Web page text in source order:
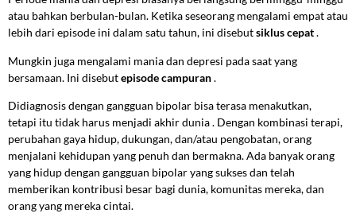
atau bahkan berbulan-bulan. Ketika seseorang mengalami empat atau
lebih dari episode ini dalam satu tahun, ini disebutsiklus cepat.
Mungkin juga mengalami mania dan depresi pada saat yang
bersamaan. Ini disebutepisode campuran.
Didiagnosis dengan gangguan bipolar bisa terasa menakutkan,
tetapi itu tidak harus menjadi akhir dunia . Dengan kombinasi terapi,
perubahan gaya hidup, dukungan, dan/atau pengobatan, orang
menjalani kehidupan yang penuh dan bermakna. Ada banyak orang
yang hidup dengan gangguan bipolar yang sukses dan telah
memberikan kontribusi besar bagi dunia, komunitas mereka, dan
orang yang mereka cintai.